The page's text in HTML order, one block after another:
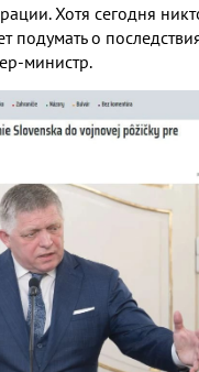
Хотя сегодня
подумать о
министр.